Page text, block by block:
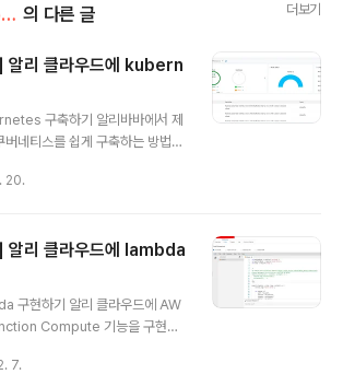
Operation/Alibaba cloud 의 다른 글 더보기
리 클라우드에 kubern
구축하기 알리바바에서 제
네티스를 쉽게 구축하는 방법에
is a portable, extensible,
and automation. It has
ecosystem. Kubernete
tools kubernetes.io 황
방화벽..
20.
리 클라우드에 lambda
구현하기 알리 클라우드에 AW
Compute 기능을 구현해
용하는 단어인데 AWS Lambd
7.